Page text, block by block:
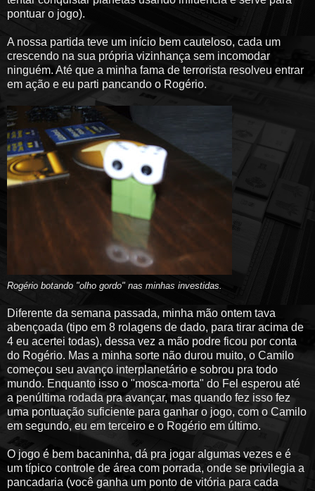
pontuar o jogo).
A nossa partida teve um início bem cauteloso, cada um
crescendo na sua própria vizinhança sem incomodar
ninguém. Até que a minha fama de terrorista resolveu entrar
em ação e eu parti pancando o Rogério.
Rogério botando "olho gordo" nas minhas investidas
Diferente da semana passada, minha mão ontem tava
abençoada (tipo em 8 rolagens de dado, para tirar acima de
4 eu acertei todas), dessa vez a mão podre ficou por conta
do Rogério. Mas a minha sorte não durou muito, o Camilo
começou seu avanço interplanetário e sobrou pra todo
mundo. Enquanto isso o "mosca-morta" do Fel esperou até
a penúltima rodada pra avançar, mas quando fez isso fez
uma pontuação suficiente para ganhar o jogo, com o Camilo
em segundo, eu em terceiro e o Rogério em último.
O jogo é bem bacaninha, dá pra jogar algumas vezes e é
um típico controle de área com porrada, onde se privilegia a
pancadaria (você ganha um ponto de vitória para cada